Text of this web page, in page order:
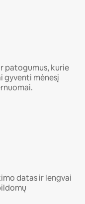
patogumus, kurie
gyventi mėnesį
datas ir lengvai